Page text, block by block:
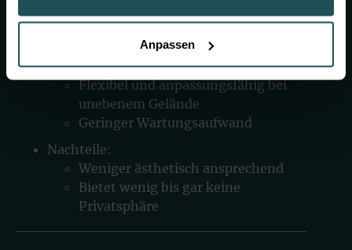
Anpassen
Maschendrahtzaun
Kostengünstig
Flexibel und anpassungsfähig bei
unebenem Gelände
Geringer Wartungsaufwand
Nachteile:
Weniger ästhetisch ansprechend
Bietet wenig bis gar keine
Privatsphäre